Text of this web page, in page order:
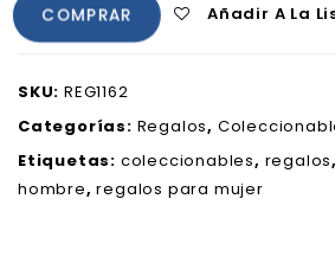
COMPRAR Añadir A La
SKU: REG1162
Categorías: Regalos,
Etiquetas: coleccionables, regalos,
hombre,regalos para mujer